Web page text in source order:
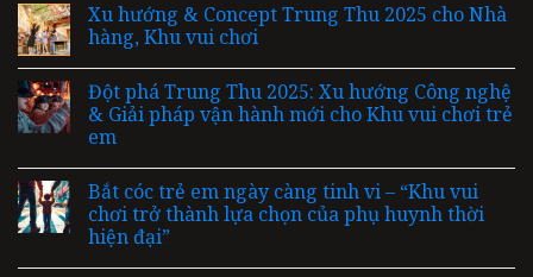
Xu hướng & Concept Trung Thu 2025 cho Nhà
hàng, Khu vui chơi
Đột phá Trung Thu 2025: Xu hướng Công nghệ
& Giải pháp vận hành mới cho Khu vui chơi trẻ
em
Bắt cóc trẻ em ngày càng tinh vi – “Khu vui
chơi trở thành lựa chọn của phụ huynh thời
hiện đại”